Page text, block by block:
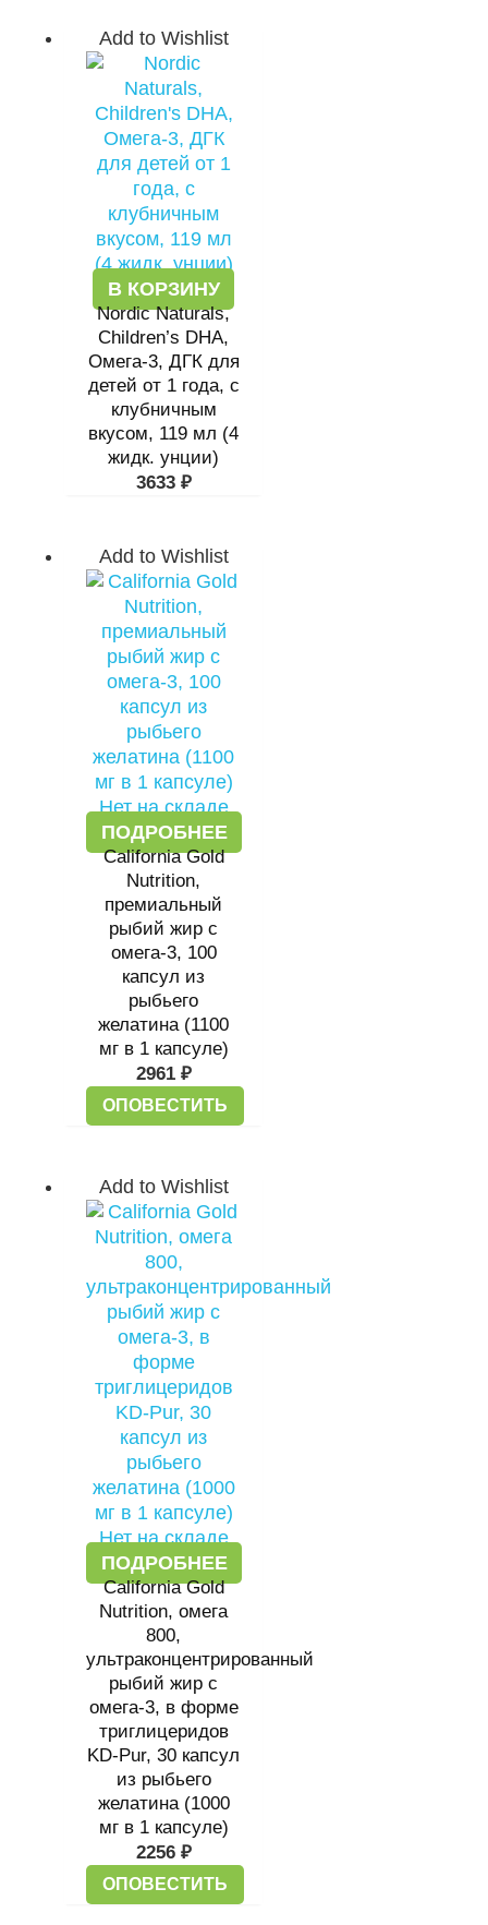
Add to Wishlist
В КОРЗИНУ
Nordic Naturals,
Children’s DHA,
Омега-3, ДГК для
детей от 1 года, с
клубничным
вкусом, 119 мл (4
жидк. унции)
3633 ₽
Add to Wishlist
Нет на складе
ПОДРОБНЕЕ
California Gold
Nutrition,
премиальный
рыбий жир с
омега-3, 100
капсул из
рыбьего
желатина (1100
мг в 1 капсуле)
2961 ₽
ОПОВЕСТИТЬ
Add to Wishlist
Нет на складе
ПОДРОБНЕЕ
California Gold
Nutrition, омега
800,
ультраконцентрированный
рыбий жир с
омега-3, в форме
триглицеридов
KD-Pur, 30 капсул
из рыбьего
желатина (1000
мг в 1 капсуле)
2256 ₽
ОПОВЕСТИТЬ